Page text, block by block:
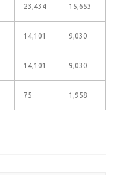
23,434 15,653
14,101 9,030
14,101 9,030
75 1,958